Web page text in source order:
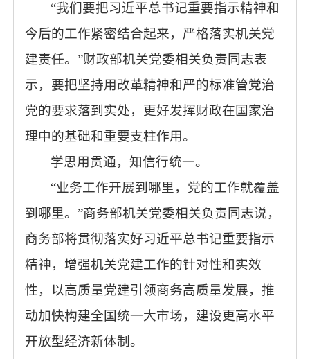
“我们要把习近平总书记重要指示精神和
今后的工作紧密结合起来，严格落实机关党
建责任。”财政部机关党委相关负责同志表
示，要把坚持用改革精神和严的标准管党治
党的要求落到实处，更好发挥财政在国家治
理中的基础和重要支柱作用。
学思用贯通，知信行统一。
“业务工作开展到哪里，党的工作就覆盖
到哪里。”商务部机关党委相关负责同志说，
商务部将贯彻落实好习近平总书记重要指示
精神，增强机关党建工作的针对性和实效
性，以高质量党建引领商务高质量发展，推
动加快构建全国统一大市场，建设更高水平
开放型经济新体制。